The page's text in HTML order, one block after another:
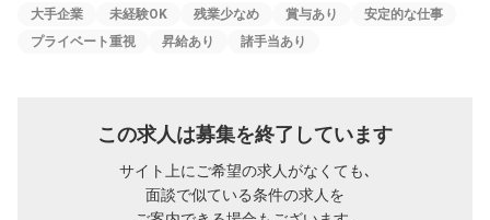
大手企業 未経験OK 残業少なめ 賞与あり
安定的な仕事
プライベート重視
昇給あり 諸手当あり
この求人は募集を終了しています
サイト上にご希望の求人がなくても､
面談で似ている条件の求人を